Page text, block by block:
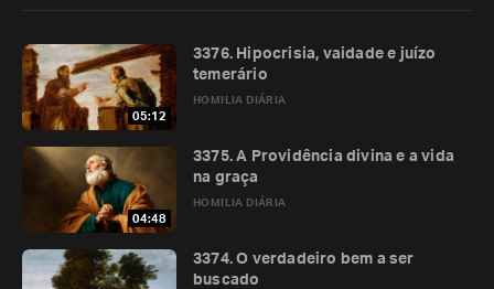
05:12
HOMILIA DIÁRIA
3376. Hipocrisia, vaidade e juízo
temerário
04:48
HOMILIA DIÁRIA
3375. A Providência divina e a vida
na graça
3374. O verdadeiro bem a ser
buscado